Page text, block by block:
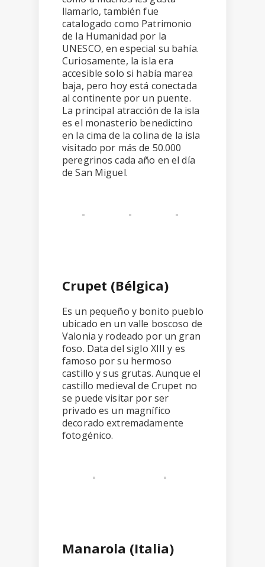
llamarlo, también fue
catalogado como Patrimonio
de la Humanidad por la
UNESCO, en especial su bahía.
Curiosamente, la isla era
accesible solo si había marea
baja, pero hoy está conectada
al continente por un puente.
La principal atracción de la isla
es el monasterio benedictino
en la cima de la colina de la isla
visitado por más de 50.000
peregrinos cada año en el día
de San Miguel.
Crupet (Bélgica)
Es un pequeño y bonito pueblo
ubicado en un valle boscoso de
Valonia y rodeado por un gran
foso. Data del siglo XIII y es
famoso por su hermoso
castillo y sus grutas. Aunque el
castillo medieval de Crupet no
se puede visitar por ser
privado es un magnífico
decorado extremadamente
fotogénico.
Manarola (Italia)